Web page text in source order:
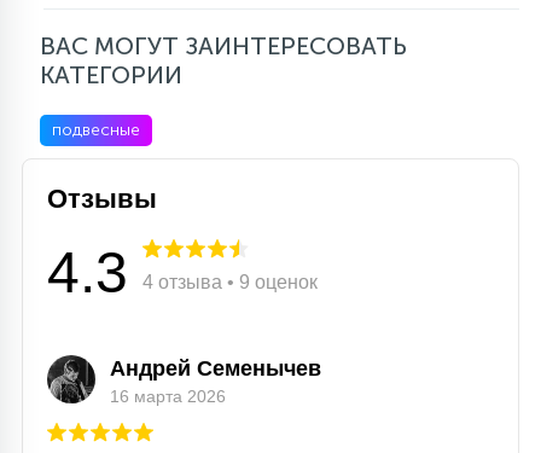
ВАС МОГУТ ЗАИНТЕРЕСОВАТЬ
КАТЕГОРИИ
подвесные
Отзывы
4.3 4 отзыва • 9 оценок
Андрей Семенычев
16 марта 2026